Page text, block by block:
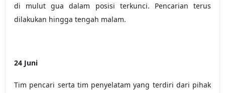
di mulut gua dalam posisi terkunci. Pencarian terus
dilakukan hingga tengah malam.
24 Juni
Tim pencari serta tim penyelatam yang terdiri dari pihak